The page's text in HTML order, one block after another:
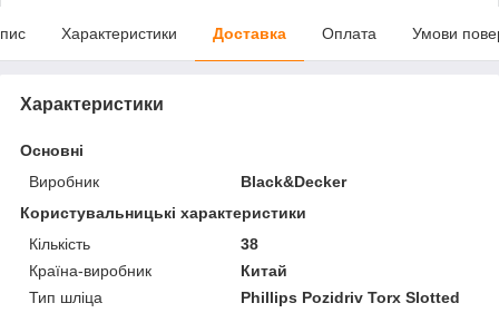
Характеристики Доставка Оплата Умови
Характеристики
Основні
Виробник
Black&Decker
Користувальницькі характеристики
Кількість
38
Країна-виробник
Китай
Тип шліца
Phillips Pozidriv Torx Slotted